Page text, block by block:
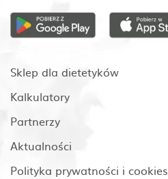
Sklep dla dietetyków
Kalkulatory
Partnerzy
Aktualności
Polityka prywatności i cookies